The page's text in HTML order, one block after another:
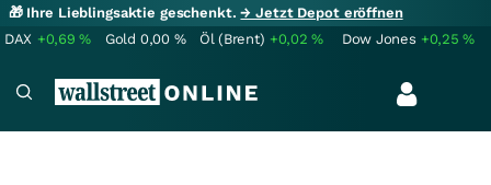
🎁 Ihre Lieblingsaktie geschenkt.→ Jetzt Depot eröffnen
DAX +0,69% Gold 0,00 % Öl (Brent) +0,02% Dow Jones +0,25%